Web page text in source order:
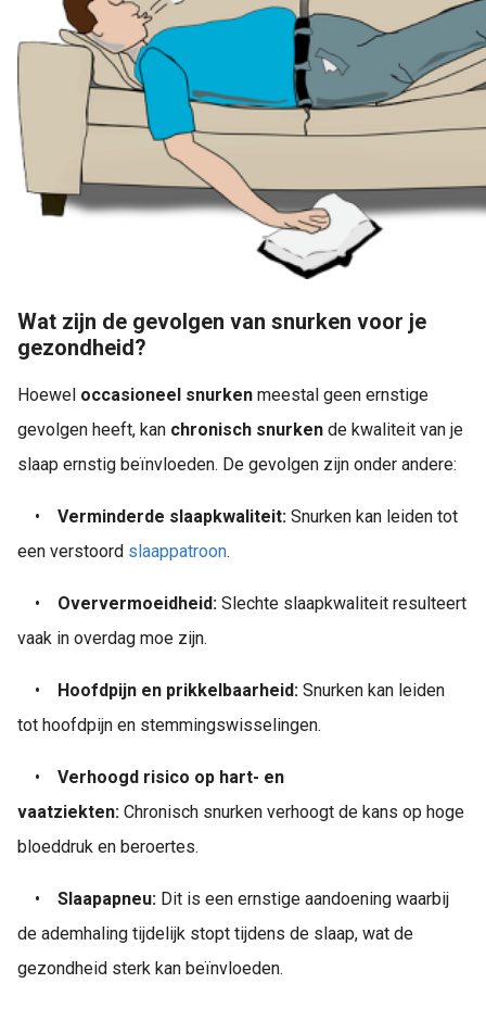
Wat zijn de gevolgen van snurken voor je
gezondheid?
Hoewel occasioneel snurken meestal geen ernstige
gevolgen heeft, kan chronisch snurken de kwaliteit van je
slaap ernstig beïnvloeden. De gevolgen zijn onder andere:
• Verminderde slaapkwaliteit: Snurken kan leiden tot
een verstoord slaappatroon.
• Oververmoeidheid: Slechte slaapkwaliteit resulteert
vaak in overdag moe zijn.
• Hoofdpijn en prikkelbaarheid: Snurken kan leiden
tot hoofdpijn en stemmingswisselingen.
•
Verhoogd risico op hart- en
vaatziekten: Chronisch snurken verhoogt de kans op hoge
bloeddruk en beroertes.
• Slaapapneu: Dit is een ernstige aandoening waarbij
de ademhaling tijdelijk stopt tijdens de slaap, wat de
gezondheid sterk kan beïnvloeden.